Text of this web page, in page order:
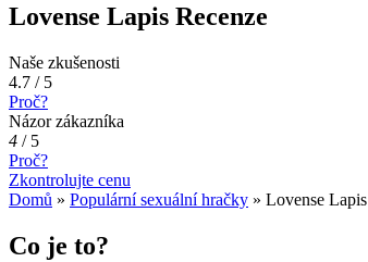
Lovense Lapis Recenze
Naše zkušenosti
4.7 / 5
Proč?
Názor zákazníka
4 / 5
Proč?
Zkontrolujte cenu
Domů » Populární sexuální hračky » Lovense Lapis
Co je to?